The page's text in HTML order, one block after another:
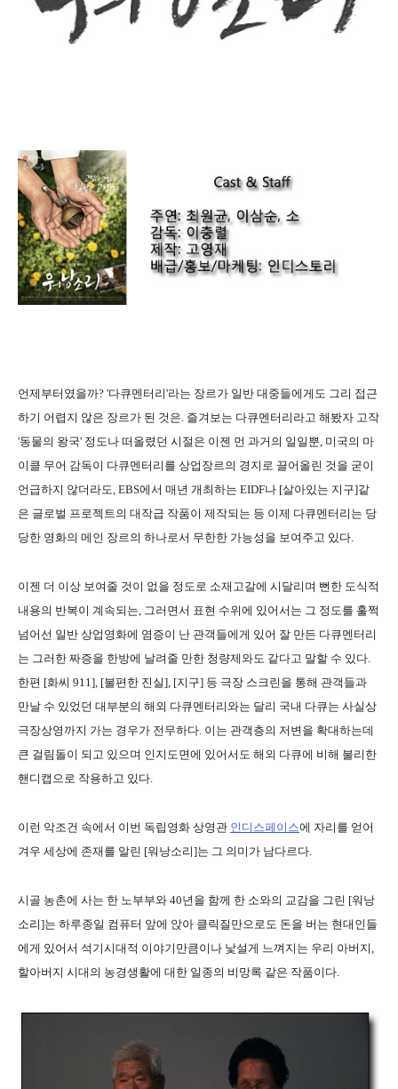
언제부터였을까? '다큐멘터리'라는 장르가 일반 대중들에게도 그리 접근
하기 어렵지 않은 장르가 된 것은. 즐겨보는 다큐멘터리라고 해봤자 고작
'동물의 왕국' 정도나 떠올렸던 시절은 이젠 먼 과거의 일일뿐, 미국의 마
이클 무어 감독이 다큐멘터리를 상업장르의 경지로 끌어올린 것을 굳이
언급하지 않더라도, EBS에서 매년 개최하는 EIDF나 [살아있는 지구]같
은 글로벌 프로젝트의 대작급 작품이 제작되는 등 이제 다큐멘터리는 당
당한 영화의 메인 장르의 하나로서 무한한 가능성을 보여주고 있다.
이젠 더 이상 보여줄 것이 없을 정도로 소재고갈에 시달리며 뻔한 도식적
내용의 반복이 계속되는, 그러면서 표현 수위에 있어서는 그 정도를 훌쩍
넘어선 일반 상업영화에 염증이 난 관객들에게 있어 잘 만든 다큐멘터리
는 그러한 짜증을 한방에 날려줄 만한 청량제와도 같다고 말할 수 있다.
한편 [화씨 911], [불편한 진실], [지구] 등 극장 스크린을 통해 관객들과
만날 수 있었던 대부분의 해외 다큐멘터리와는 달리 국내 다큐는 사실상
극장상영까지 가는 경우가 전무하다. 이는 관객층의 저변을 확대하는데
큰 걸림돌이 되고 있으며 인지도면에 있어서도 해외 다큐에 비해 불리한
핸디캡으로 작용하고 있다.
이런 악조건 속에서 이번 독립영화 상영관 인디스페이스에 자리를 얻어
겨우 세상에 존재를 알린 [워낭소리]는 그 의미가 남다르다.
시골 농촌에 사는 한 노부부와 40년을 함께 한 소와의 교감을 그린 [워낭
소리]는 하루종일 컴퓨터 앞에 앉아 클릭질만으로도 돈을 버는 현대인들
에게 있어서 석기시대적 이야기만큼이나 낯설게 느껴지는 우리 아버지,
할아버지 시대의 농경생활에 대한 일종의 비망록 같은 작품이다.